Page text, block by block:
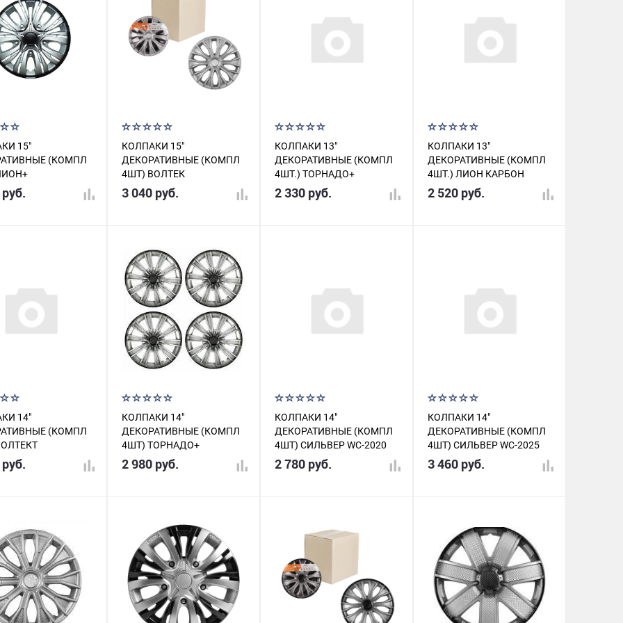
15"
(КОМПЛ
ЧЕРНЫЕ
02
КОЛПАКИ 15"
ДЕКОРАТИВНЫЕ (КОМПЛ
4ШТ) ВОЛТЕК
СЕРЕБРИСТЫЕ AWCC-15-
3 040 руб.
КОЛПАКИ 13"
ДЕКОРАТИВНЫЕ (КОМПЛ
4ШТ.) ТОРНАДО+
СЕРЕБРИСТО-ЧЕРНЫЕ
КАРБОН AWCC1307
2 330 руб.
КОЛПАКИ 13"
ДЕКОРАТИВНЫЕ (КОМПЛ
4ШТ.) ЛИОН КАРБОН
AWCC-13-01
2 520 руб.
14"
(КОМПЛ
ЧЕРНЫЕ
AWCC-14-18
КОЛПАКИ 14"
ДЕКОРАТИВНЫЕ (КОМПЛ
4ШТ) ТОРНАДО+
СЕРЕБРИСТО-ЧЕРНЫЕ
КАРБОН AWCC-14-07
2 980 руб.
КОЛПАКИ 14"
ДЕКОРАТИВНЫЕ (КОМПЛ
4ШТ) СИЛЬВЕР WC-2020
2 780 руб.
КОЛПАКИ 14"
ДЕКОРАТИВНЫЕ (КОМПЛ
4ШТ) СИЛЬВЕР WC-2025
3 460 руб.